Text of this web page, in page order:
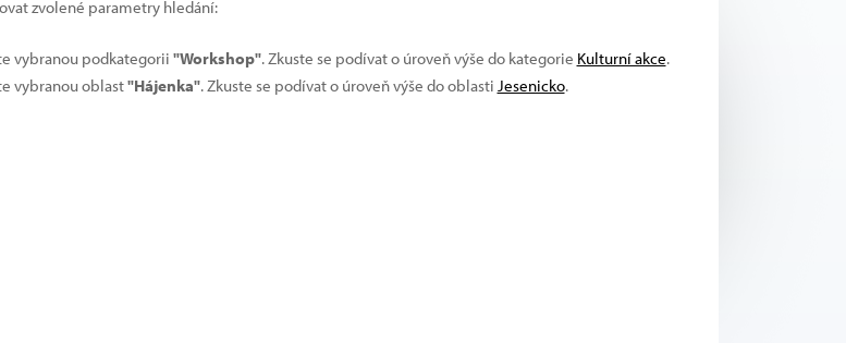
zvolené parametry hledání:
vybranou podkategorii "Workshop". Zkuste se podívat o úroveň výše do kategorie Kulturní akce.
vybranou oblast"Hájenka". Zkuste se podívat o úroveň výše do oblasti Jesenicko.